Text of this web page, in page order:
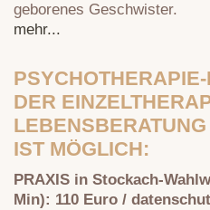
geborenes Geschwister.
mehr...
DER
IST MÖGLICH:
PRAXIS in Stockach-
Min): 110 Euro /